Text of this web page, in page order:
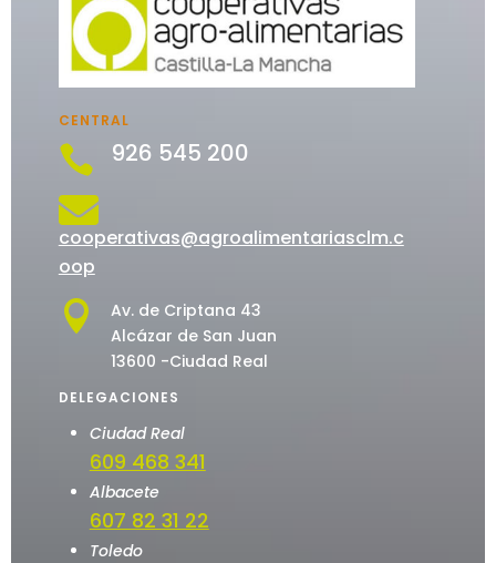
CENTRAL
 926 545 200

cooperativas@agroalimentariasclm.c
oop

Av. de Criptana 43
Alcázar de San Juan
13600 -Ciudad Real
DELEGACIONES
Ciudad Real
609 468 341
Albacete
607 82 31 22
Toledo